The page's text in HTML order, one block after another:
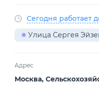
Сегодня работает
Улица Сергея
Адрес
Москва,